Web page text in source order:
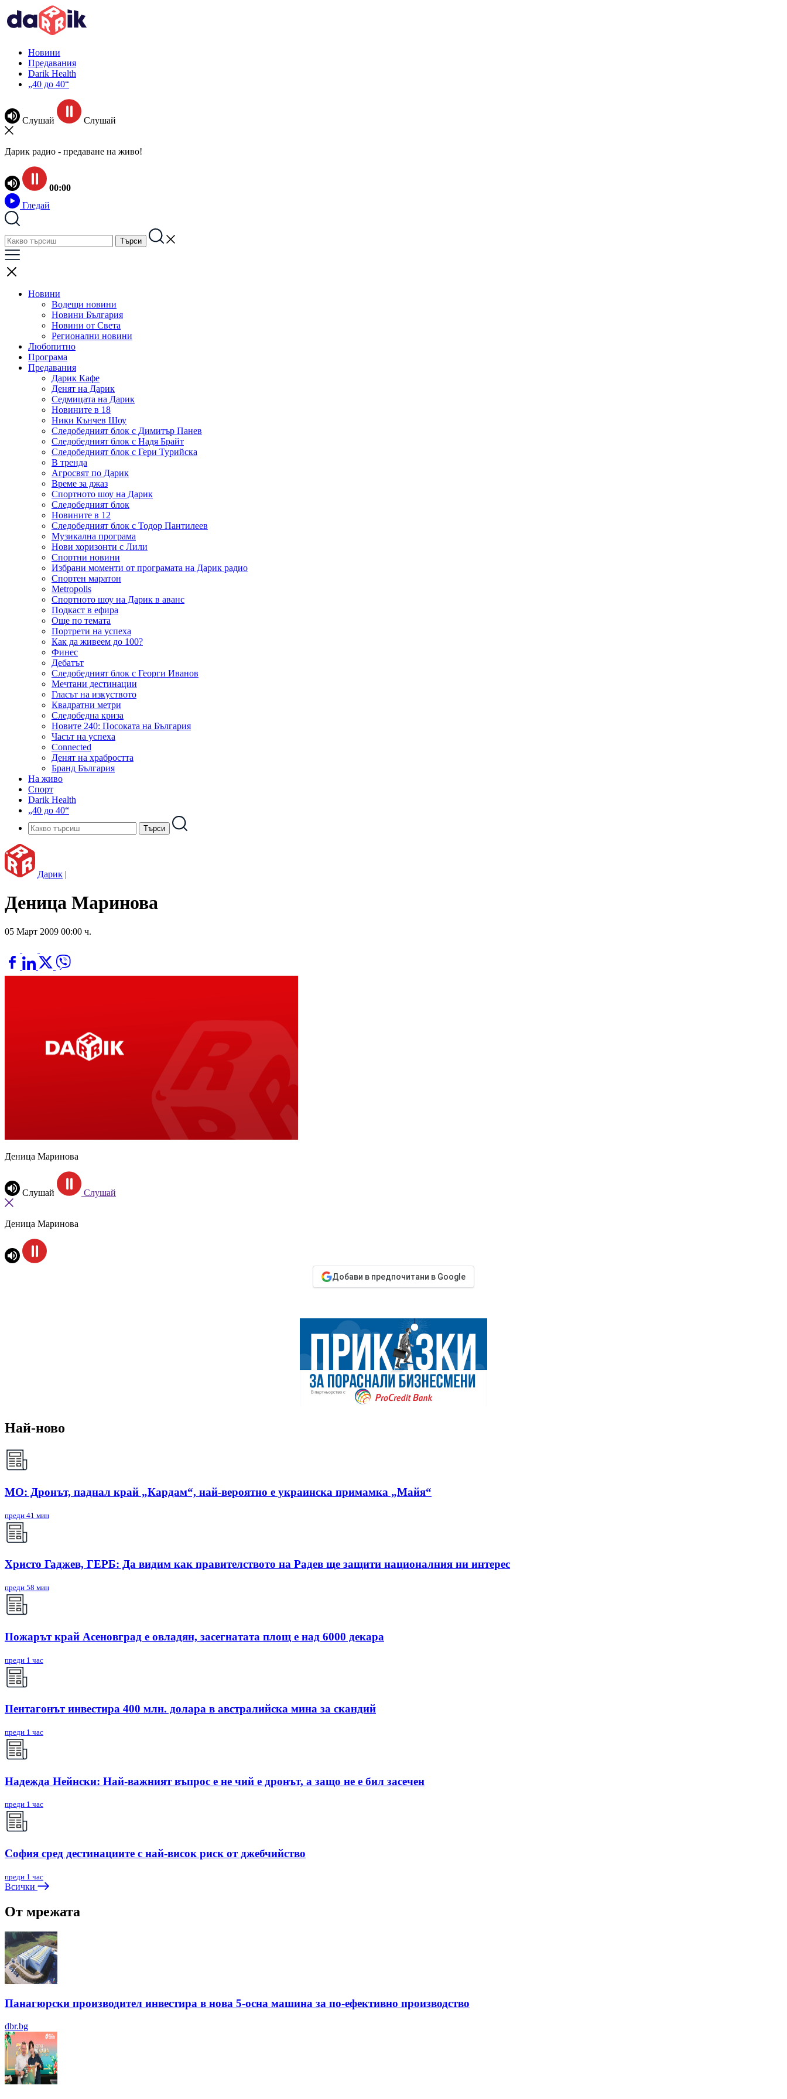
Новини
Предавания
Darik Health
„40 до 40“
Слушай Слушай
Дарик радио - предаване на живо!
00:00
Гледай
Новини
Водещи новини
Новини България
Новини от Света
Регионални новини
Любопитно
Програма
Предавания
Дарик Кафе
Денят на Дарик
Седмицата на Дарик
Новините в 18
Ники Кънчев Шоу
Следобедният блок с Димитър Панев
Следобедният блок с Надя Брайт
Следобедният блок с Гери Турийска
В тренда
Агросвят по Дарик
Време за джаз
Спортното шоу на Дарик
Следобедният блок
Новините в 12
Следобедният блок с Тодор Пантилеев
Музикална програма
Нови хоризонти с Лили
Спортни новини
Избрани моменти от програмата на Дарик радио
Спортен маратон
Metropolis
Спортното шоу на Дарик в аванс
Подкаст в ефира
Още по темата
Портрети на успеха
Как да живеем до 100?
Финес
Дебатът
Следобедният блок с Георги Иванов
Мечтани дестинации
Гласът на изкуството
Квадратни метри
Следобедна криза
Новите 240: Посоката на България
Часът на успеха
Connected
Денят на храбростта
Бранд България
На живо
Спорт
Darik Health
„40 до 40“
Дарик |
Деница Маринова
05 Март 2009 00:00 ч.
Деница Маринова
Слушай Слушай
Деница Маринова
Добави в предпочитани в Google
Най-ново
МО: Дронът, паднал край „Кардам“, най-вероятно е украинска примамка „Майя“
преди 41 мин
Христо Гаджев, ГЕРБ: Да видим как правителството на Радев ще защити националния ни интерес
преди 58 мин
Пожарът край Асеновград е овладян, засегнатата площ е над 6000 декара
преди 1 час
Пентагонът инвестира 400 млн. долара в австралийска мина за скандий
преди 1 час
Надежда Нейнски: Най-важният въпрос е не чий е дронът, а защо не е бил засечен
преди 1 час
София сред дестинациите с най-висок риск от джебчийство
преди 1 час
Всички
От мрежата
Панагюрски производител инвестира в нова 5-осна машина за по-ефективно производство
dbr.bg